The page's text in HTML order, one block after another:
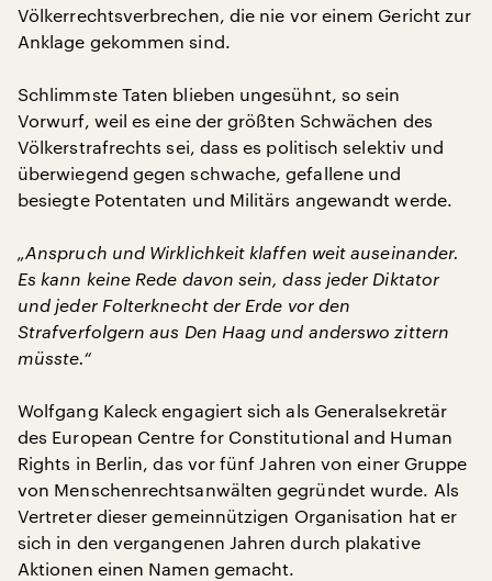
Völkerrechtsverbrechen, die nie vor einem Gericht zur
Anklage gekommen sind.
Schlimmste Taten blieben ungesühnt, so sein
Vorwurf, weil es eine der größten Schwächen des
Völkerstrafrechts sei, dass es politisch selektiv und
überwiegend gegen schwache, gefallene und
besiegte Potentaten und Militärs angewandt werde.
„Anspruch und Wirklichkeit klaffen weit auseinander.
Es kann keine Rede davon sein, dass jeder Diktator
und jeder Folterknecht der Erde vor den
Strafverfolgern aus Den Haag und anderswo zittern
müsste.“
Wolfgang Kaleck engagiert sich als Generalsekretär
des European Centre for Constitutional and Human
Rights in Berlin, das vor fünf Jahren von einer Gruppe
von Menschenrechtsanwälten gegründet wurde. Als
Vertreter dieser gemeinnützigen Organisation hat er
sich in den vergangenen Jahren durch plakative
Aktionen einen Namen gemacht.